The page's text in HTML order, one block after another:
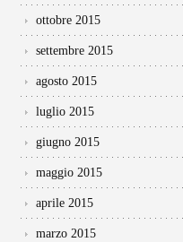
ottobre 2015
settembre 2015
agosto 2015
luglio 2015
giugno 2015
maggio 2015
aprile 2015
marzo 2015